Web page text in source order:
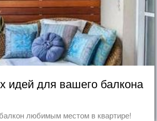
идей для вашего балкона
любимым местом в квартире!